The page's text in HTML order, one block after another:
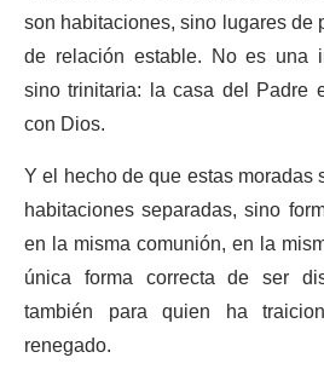
son habitaciones, sino lugares
de relación estable. No es una
sino trinitaria: la casa del Padre
con Dios.
Y el hecho de que estas
habitaciones separadas, sino
en la misma comunión, en la
única forma correcta de ser
también para quien ha
renegado.